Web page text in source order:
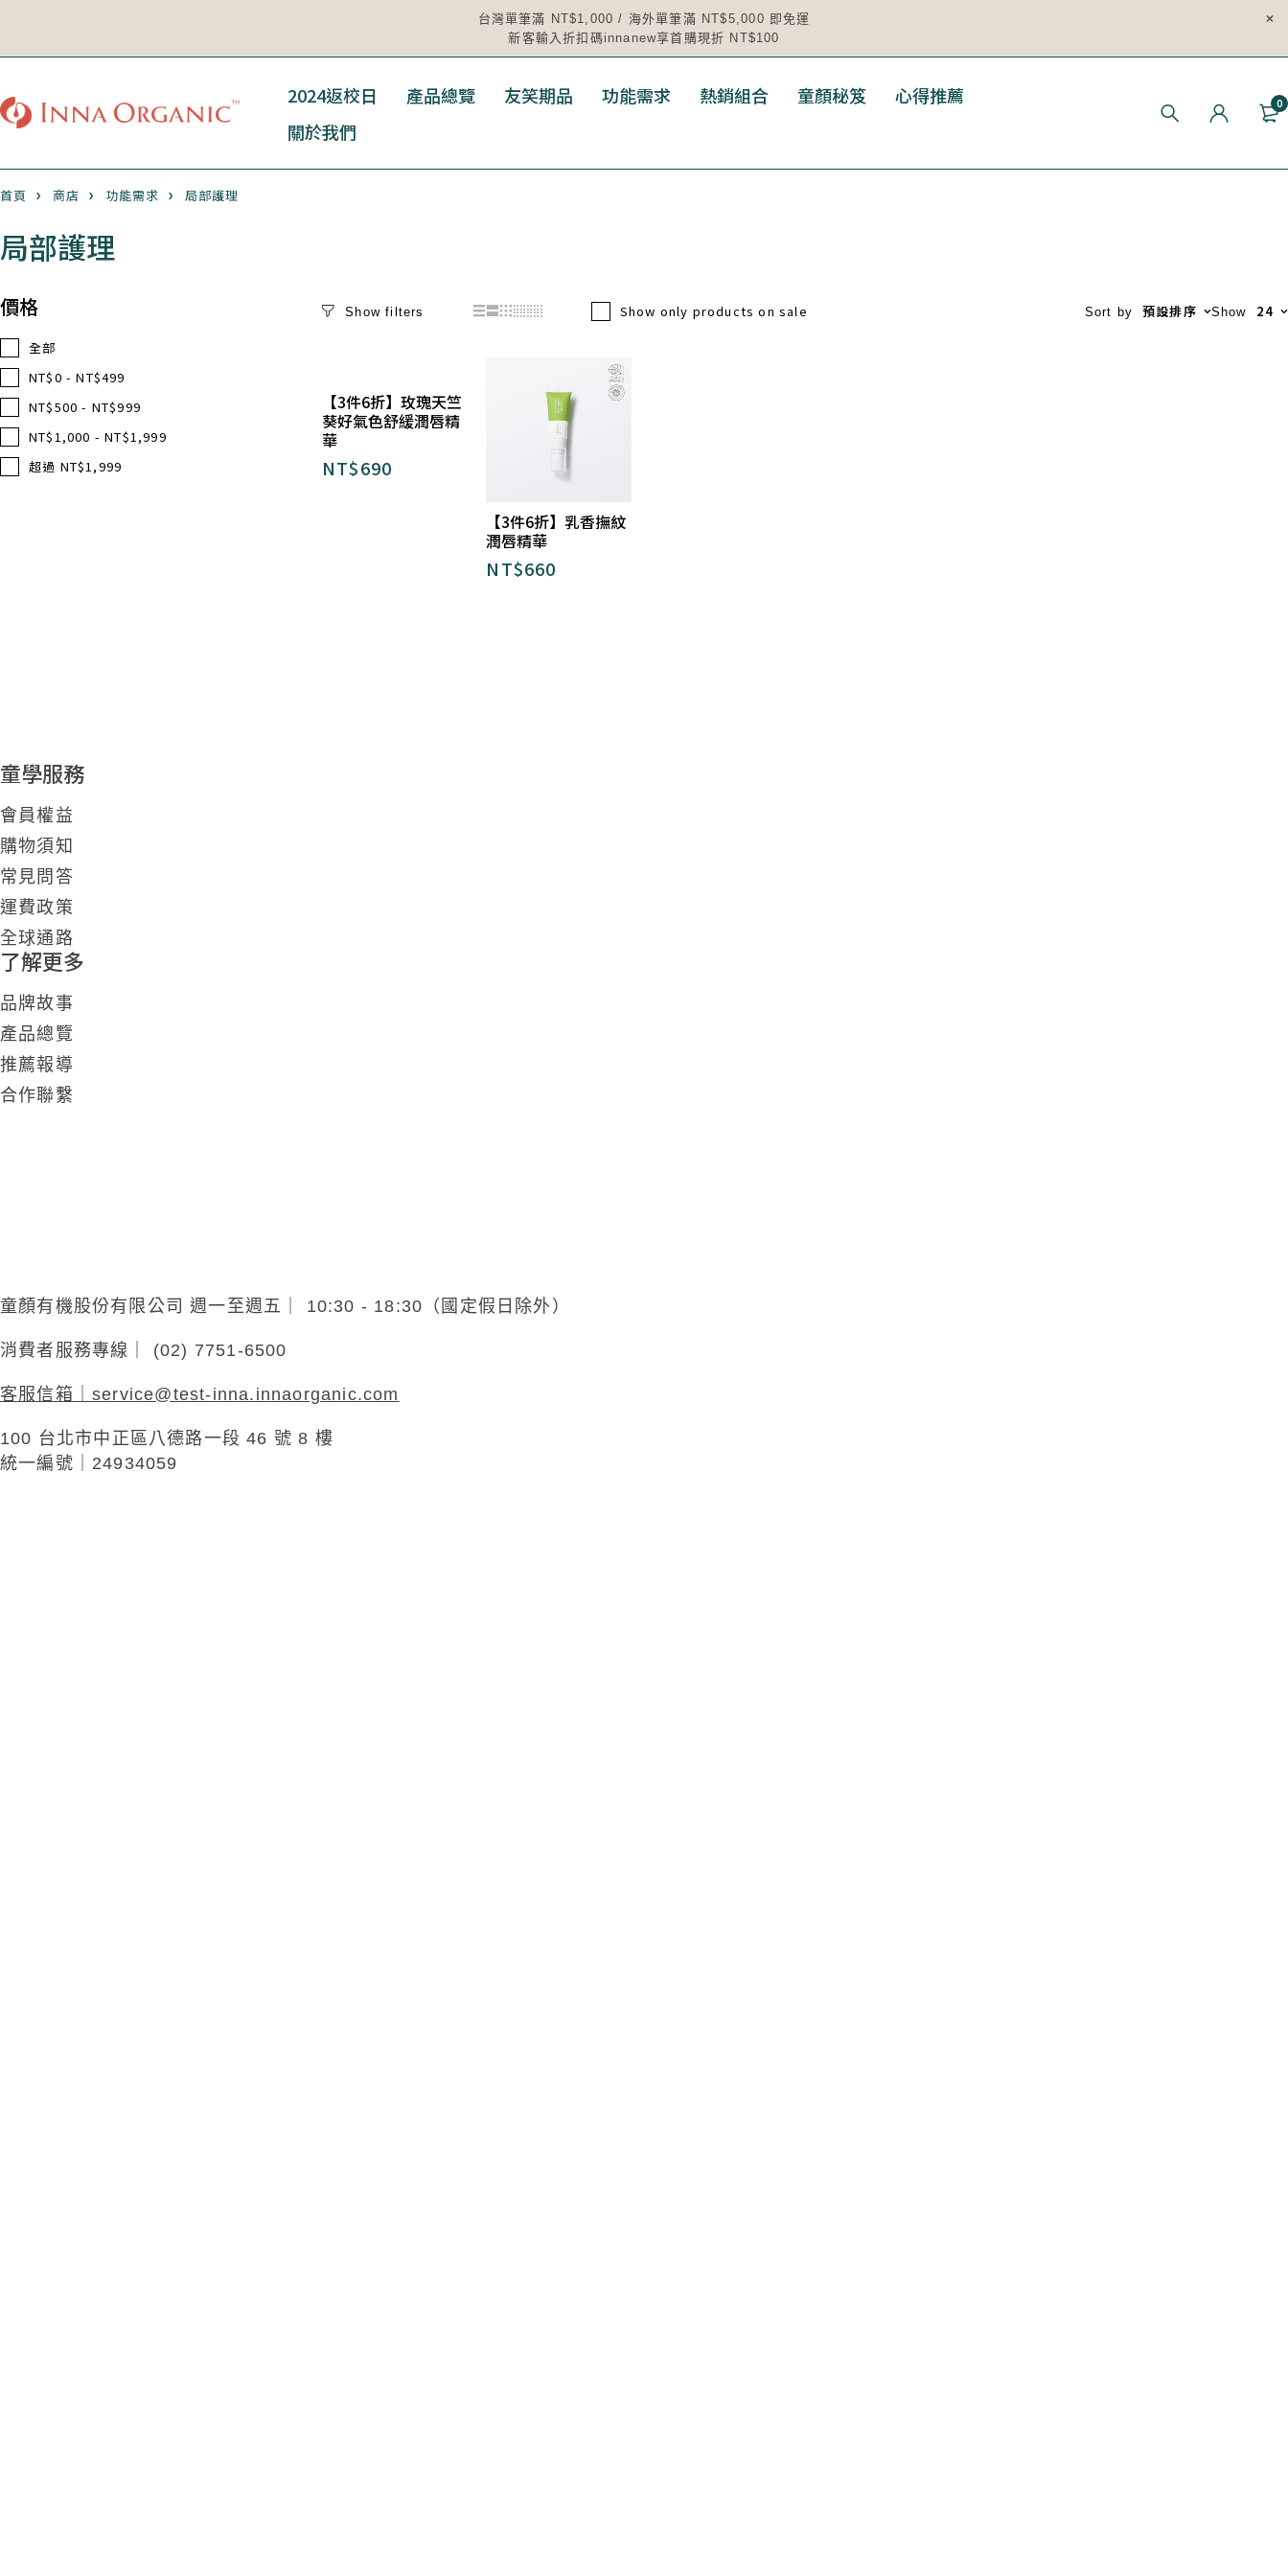
台灣單筆滿 NT$1,000 / 海外單筆滿 NT$5,000 即免運
新客輸入折扣碼innanew享首購現折 NT$100
2024返校日 產品總覽 友笑期品 功能需求 熱銷組合 童顏秘笈
心得推薦
關於我們
0
首頁 商店 功能需求 局部護理
局部護理
價格
全部
NT$0 - NT$499
NT$500 - NT$999
NT$1,000 - NT$1,999
超過 NT$1,999
Show only products on sale Sort by 預設排序 Show 24
【3件6折】玫瑰天竺
葵好氣色舒緩潤唇精
華
NT$690
【3件6折】乳香撫紋
潤唇精華
NT$660
童學服務
會員權益
購物須知
常見問答
運費政策
全球通路
了解更多
品牌故事
產品總覽
推薦報導
合作聯繫
童顏有機股份有限公司 週一至週五｜ 10:30 - 18:30（國定假日除外）
消費者服務專線｜ (02) 7751-6500
客服信箱｜ service@test-inna.innaorganic.com
100 台北市中正區八德路一段 46 號 8 樓
統一編號｜24934059